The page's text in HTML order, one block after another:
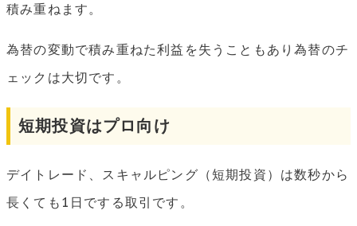
積み重ねます。
為替の変動で積み重ねた利益を失うこともあり為替のチ
ェックは大切です。
短期投資はプロ向け
デイトレード、スキャルピング（短期投資）は数秒から
長くても1日でする取引です。